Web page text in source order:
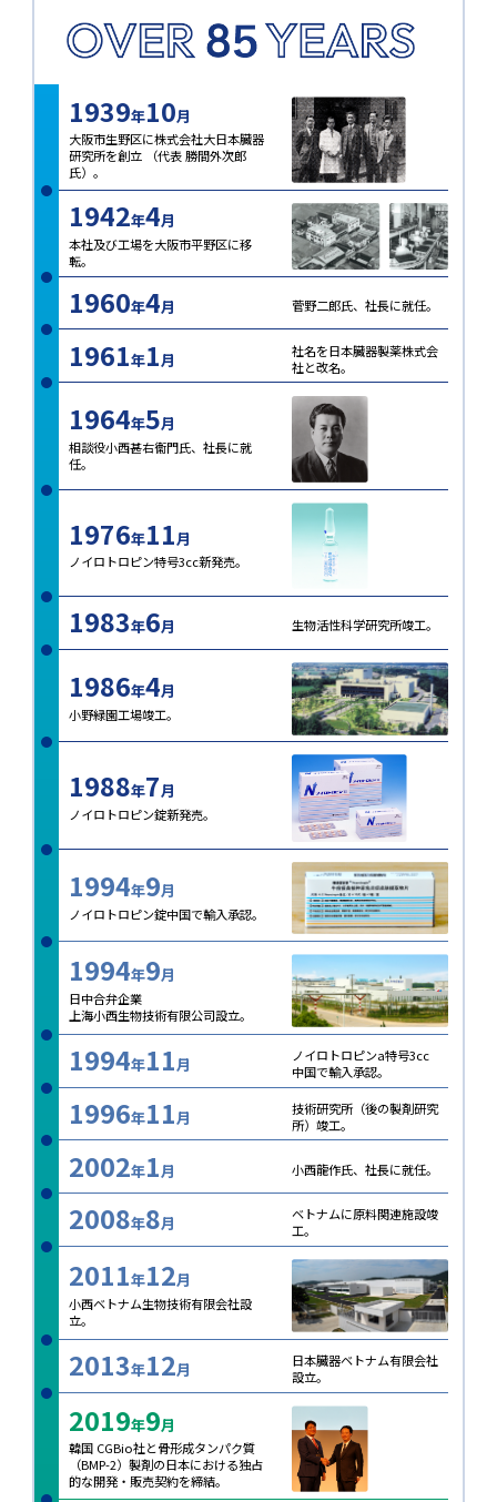
1939年10月
大阪市生野区に株式会社大日本臓器
研究所を創立 （代表 勝間外次郎
氏）。
1942年4月
本社及び工場を大阪市平野区に移
転。
1960年4月 菅野二郎氏、社長に就任。
1961年1月
社名を日本臓器製薬株式会
社と改名。
1964年5月
相談役小西甚右衞門氏、社長に就
任。
1976年11月
ノイロトロピン特号3cc新発売。
1983年6月 生物活性科学研究所竣工。
1986年4月
小野緑園工場竣工。
1988年7月
ノイロトロピン錠新発売。
1994年9月
ノイロトロピン錠中国で輸入承認。
1994年9月
日中合弁企業
上海小西生物技術有限公司設立。
1994年11月
ノイロトロピンa特号3cc
中国で輸入承認。
1996年11月
技術研究所（後の製剤研究
所）竣工。
2002年1月 小西龍作氏、社長に就任。
2008年8月
ベトナムに原料関連施設竣
工。
2011年12月
小西ベトナム生物技術有限会社設
立。
2013年12月
日本臓器ベトナム有限会社
設立。
2019年9月
韓国 CGBio社と骨形成タンパク質
（BMP-2）製剤の日本における独占
的な開発・販売契約を締結。